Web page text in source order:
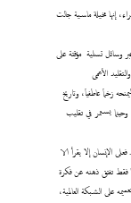
إنها مخيلة ماسية جالت
وسائل تسلية مؤقتة على
الأعمى
زخماَ عاطفياَ، وتاريخ
ابيه له، وحينما يستمر في تقليب
فقط تفتق ذهنه عن فكرة
على الشبكة العالمية،